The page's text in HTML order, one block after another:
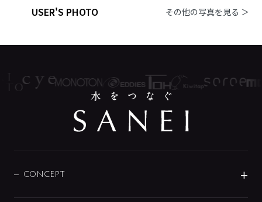
USER'S PHOTO その他の写真を見る ＞
CONCEPT